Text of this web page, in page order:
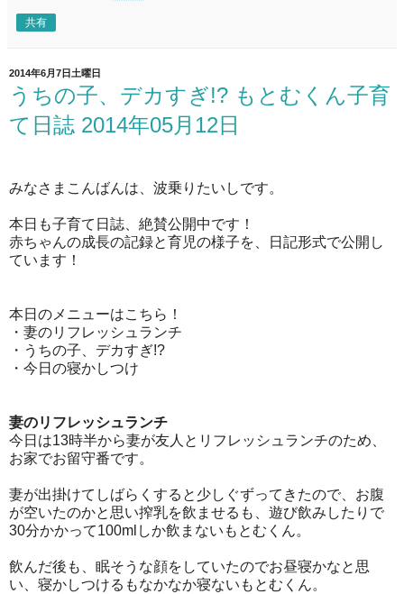
共有
2014年6月7日土曜日
うちの子、デカすぎ!? もとむくん子育
て日誌 2014年05月12日
みなさまこんばんは、波乗りたいしです。
本日も子育て日誌、絶賛公開中です！
赤ちゃんの成長の記録と育児の様子を、日記形式で公開し
ています！
本日のメニューはこちら！
・妻のリフレッシュランチ
・ うちの子、デカすぎ!?
・今日の寝かしつけ
妻のリフレッシュランチ
今日は13時半から妻が友人とリフレッシュランチのため、
お家でお留守番です。
妻が出掛けてしばらくすると少しぐずってきたので、お腹
が空いたのかと思い搾乳を飲ませるも、遊び飲みしたりで
30分かかって100mlしか飲まないもとむくん。
飲んだ後も、眠そうな顔をしていたのでお昼寝かなと思
い、寝かしつけるもなかなか寝ないもとむくん。